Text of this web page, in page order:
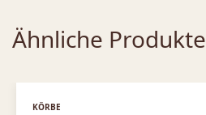
Ähnliche Produkte
KÖRBE